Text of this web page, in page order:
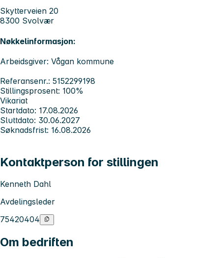
Skytterveien 20
8300 Svolvær
Nøkkelinformasjon:
Arbeidsgiver: Vågan kommune
Referansenr.: 5152299198
Stillingsprosent: 100%
Vikariat
Startdato: 17.08.2026
Sluttdato: 30.06.2027
Søknadsfrist: 16.08.2026
Kontaktperson for stillingen
Kenneth Dahl
Avdelingsleder
75420404
Om bedriften